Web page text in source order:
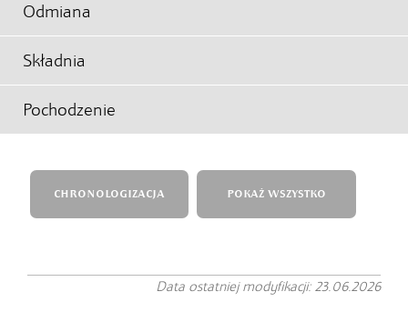
Odmiana
Składnia
Pochodzenie
CHRONOLOGIZACJA POKAŻ WSZYSTKO
Data ostatniej modyfikacji: 23.06.2026